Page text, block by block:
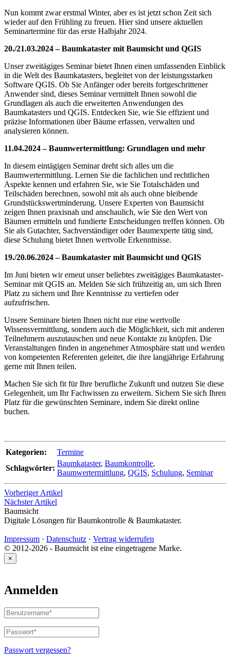
Nun kommt zwar erstmal Winter, aber es ist jetzt schon Zeit sich
wieder auf den Frühling zu freuen. Hier sind unsere aktuellen
Seminartermine für das erste Halbjahr 2024.
20./21.03.2024 – Baumkataster mit Baumsicht und QGIS
Unser zweitägiges Seminar bietet Ihnen einen umfassenden Einblick
in die Welt des Baumkatasters, begleitet von der leistungsstarken
Software QGIS. Ob Sie Anfänger oder bereits fortgeschrittener
Anwender sind, dieses Seminar vermittelt Ihnen sowohl die
Grundlagen als auch die erweiterten Anwendungen des
Baumkatasters und QGIS. Entdecken Sie, wie Sie effizient und
präzise Informationen über Bäume erfassen, verwalten und
analysieren können.
11.04.2024 – Baumwertermittlung: Grundlagen und mehr
In diesem eintägigen Seminar dreht sich alles um die
Baumwertermittlung. Lernen Sie die fachlichen und rechtlichen
Aspekte kennen und erfahren Sie, wie Sie Totalschäden und
Teilschäden berechnen, sowohl mit als auch ohne bleibende
Grundstückswertminderung. Unsere Experten von Baumsicht
zeigen Ihnen praxisnah und anschaulich, wie Sie den Wert von
Bäumen ermitteln und fundierte Entscheidungen treffen können. Ob
Sie als Gutachter, Sachverständiger oder Baumexperte tätig sind,
diese Schulung bietet Ihnen wertvolle Erkenntnisse.
19./20.06.2024 – Baumkataster mit Baumsicht und QGIS
Im Juni bieten wir erneut unser beliebtes zweitägiges Baumkataster-
Seminar mit QGIS an. Melden Sie sich frühzeitig an, um sich Ihren
Platz zu sichern und Ihre Kenntnisse zu vertiefen oder
aufzufrischen.
Unsere Seminare bieten Ihnen nicht nur eine wertvolle
Wissensvermittlung, sondern auch die Möglichkeit, sich mit anderen
Teilnehmern auszutauschen und neue Kontakte zu knüpfen. Die
Veranstaltungen finden in angenehmer Atmosphäre statt und werden
von kompetenten Referenten geleitet, die ihre langjährige Erfahrung
gerne mit Ihnen teilen.
Machen Sie sich fit für Ihre berufliche Zukunft und nutzen Sie diese
Gelegenheit, um Ihr Fachwissen zu erweitern. Sichern Sie sich Ihren
Platz für die gewünschten Seminare, indem Sie direkt online
buchen.
Kategorien:
Termine
Schlagwörter:
Baumkataster, Baumkontrolle,
Baumwertermittlung, QGIS, Schulung, Seminar
Vorheriger Artikel
Nächster Artikel
Baumsicht
Digitale Lösungen für Baumkontrolle & Baumkataster.
Impressum · Datenschutz · Vertrag widerrufen
© 2012-2026 - Baumsicht ist eine eingetragene Marke.
×
Anmelden
Benutzername
oder
E-
Mail-
Adresse*
Passwort*
Erforderlich
Passwort vergessen?